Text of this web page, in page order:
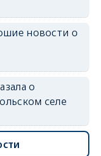
новости о
о
селе